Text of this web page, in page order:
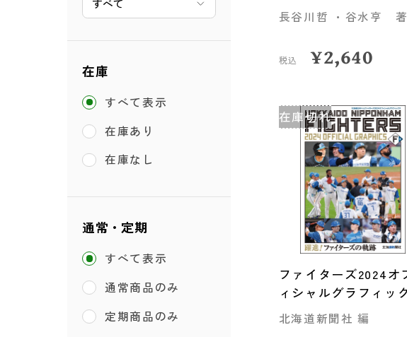
在庫
すべて表示
在庫あり
在庫なし
通常・定期
すべて表示
通常商品のみ
定期商品のみ
長谷川哲 ・谷水亨 著
税込 ¥2,640
在庫切れ
ファイターズ2024オ
ィシャルグラフィッ
北海道新聞社 編